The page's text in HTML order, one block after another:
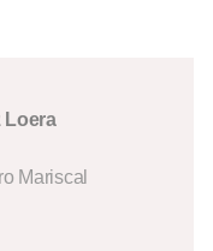
Loera
Mariscal